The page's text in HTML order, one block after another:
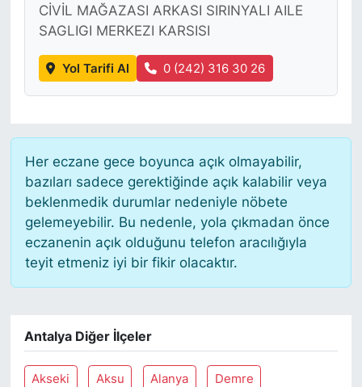
CİVİL MAĞAZASI ARKASI SIRINYALI AILE
SAGLIGI MERKEZI KARSISI
Yol Tarifi Al 0 (242) 316 30 26
Her eczane gece boyunca açık olmayabilir,
bazıları sadece gerektiğinde açık kalabilir veya
beklenmedik durumlar nedeniyle nöbete
gelemeyebilir. Bu nedenle, yola çıkmadan önce
eczanenin açık olduğunu telefon aracılığıyla
teyit etmeniz iyi bir fikir olacaktır.
Antalya Diğer İlçeler
Akseki Aksu Alanya Demre